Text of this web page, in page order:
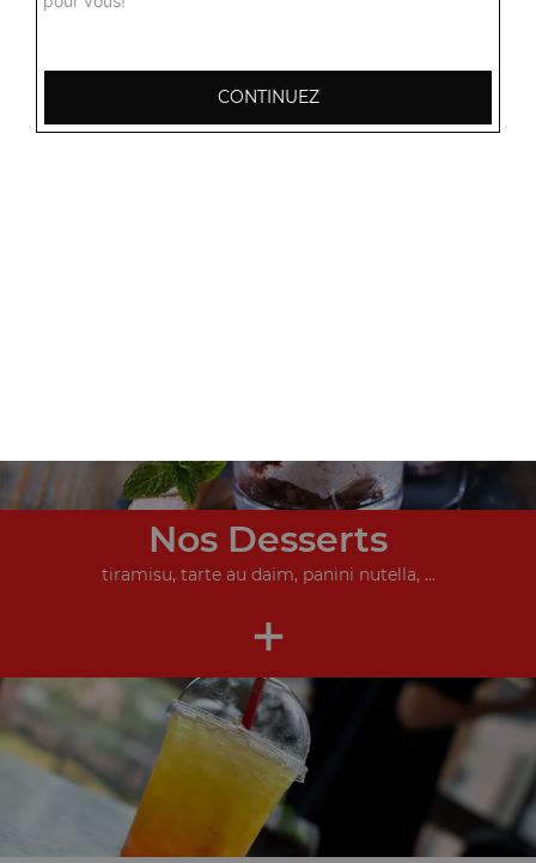
Nos Desserts
tiramisu, tarte au daim, panini nutella, ...
+
CONTINUEZ